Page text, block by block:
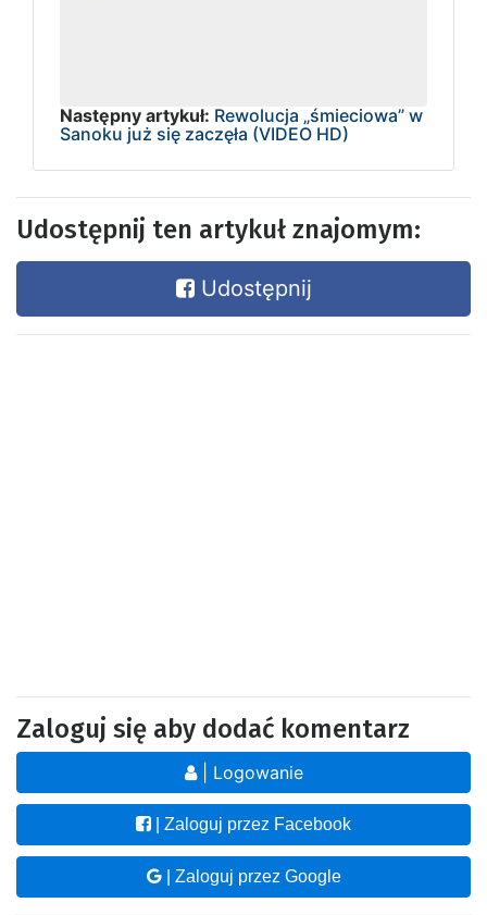
Następny artykuł: Rewolucja „śmieciowa” w
Sanoku już się zaczęła (VIDEO HD)
Udostępnij ten artykuł znajomym:
Udostępnij
Zaloguj się aby dodać komentarz
| Logowanie
| Zaloguj przez Facebook
| Zaloguj przez Google